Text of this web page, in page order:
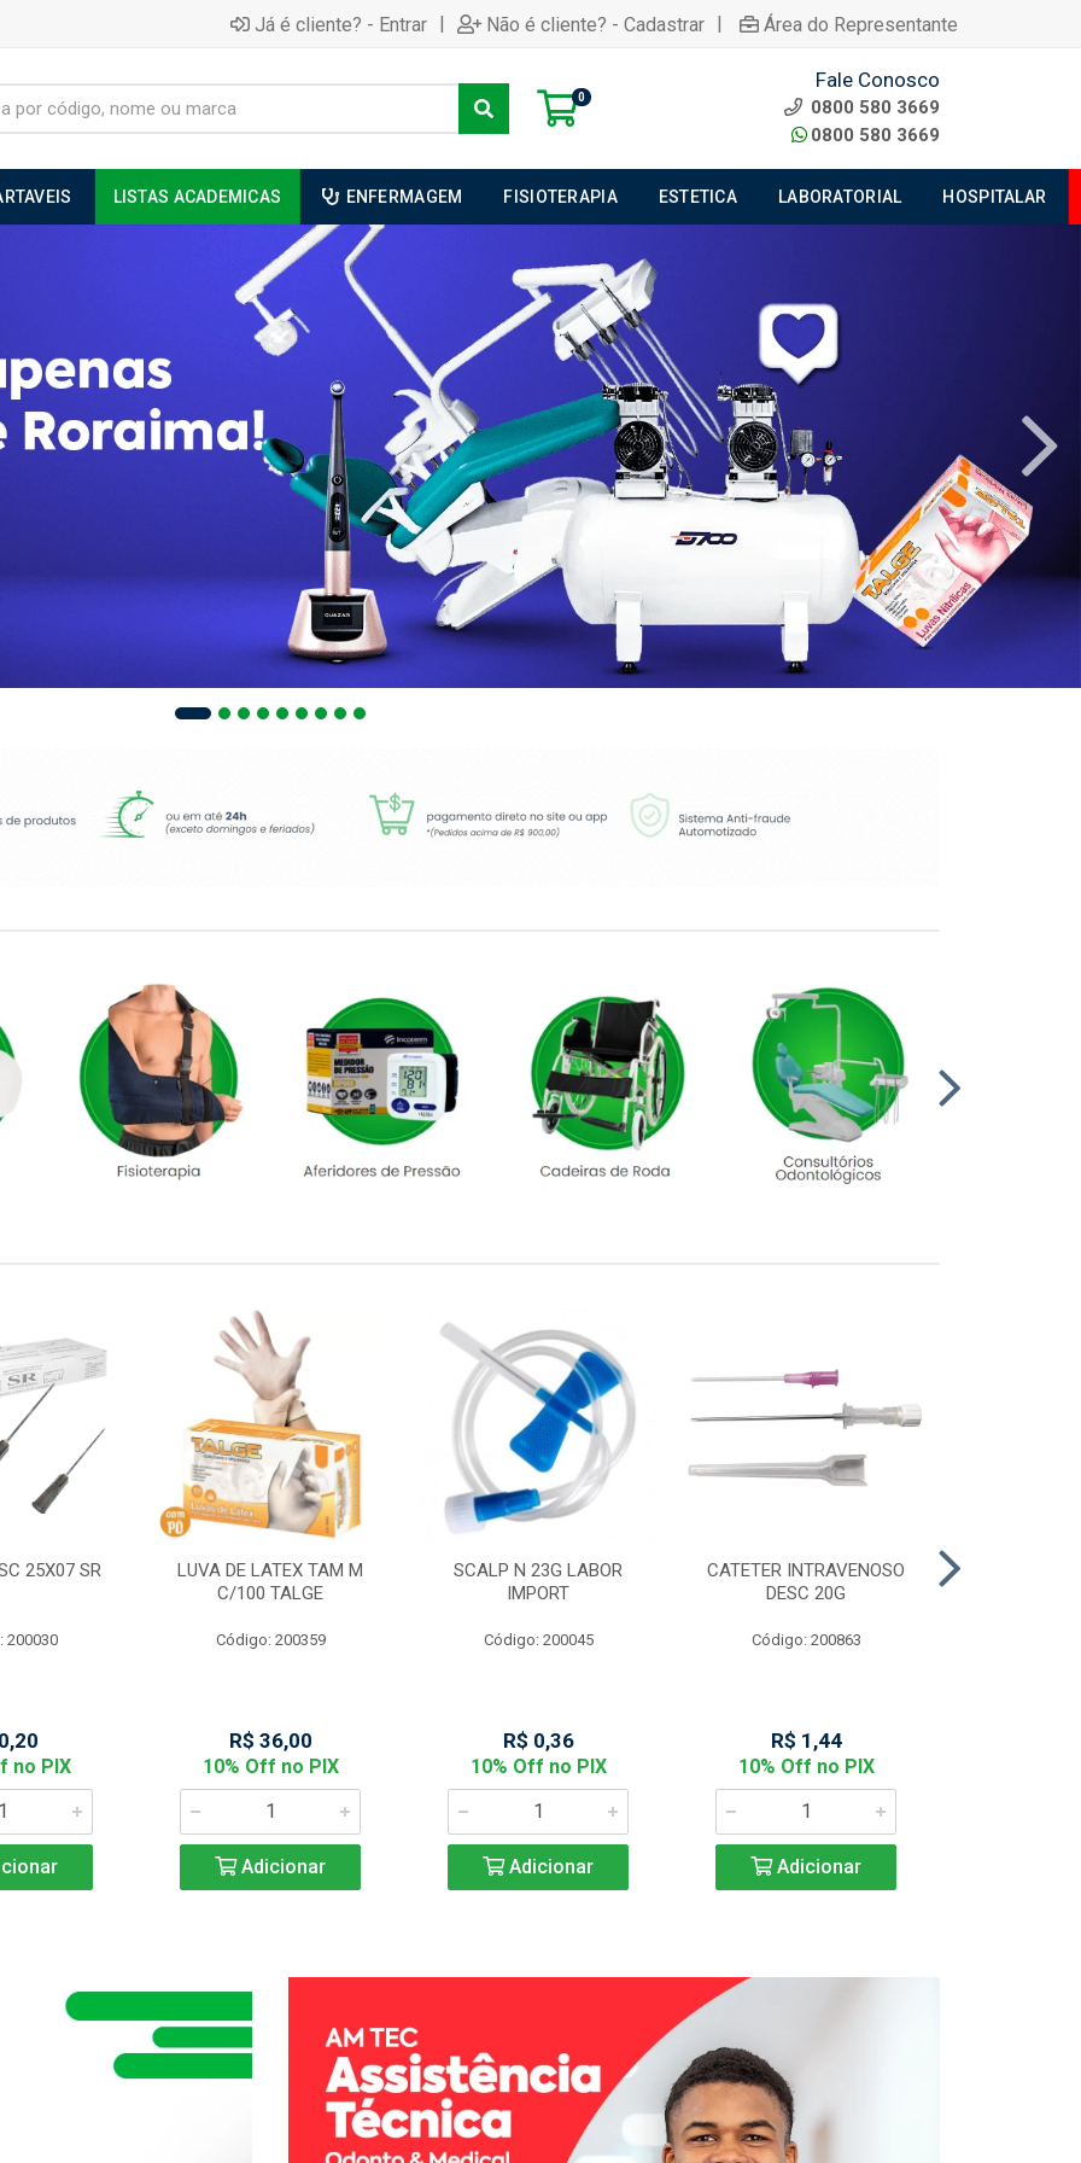
Já é cliente? - Entrar | Não é cliente? - Cadastrar | Área do Representante
0
Fale Conosco
0800 580 3669
0800 580 3669
LISTAS ACADEMICAS ENFERMAGEM FISIOTERAPIA ESTETICA LABORATORIAL HOSPITALAR
25X07 SR
200030
no PIX
LUVA DE LATEX TAM M
C/100 TALGE
Código: 200359
R$ 36,00
10% Off no PIX
Adicionar
SCALP N 23G LABOR
IMPORT
Código: 200045
R$ 0,36
10% Off no PIX
Adicionar
CATETER INTRAVENOSO
DESC 20G
Código: 200863
R$ 1,44
10% Off no PIX
Adicionar